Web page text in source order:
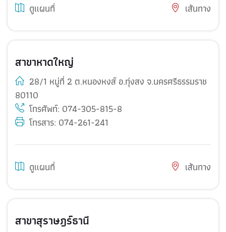
ดูแผนที่ เส้นทาง
สาขาหาดใหญ่
28/1 หมู่ที่ 2 ต.หนองหงส์ อ.ทุ่งสง จ.นครศรีธรรมราช
80110
โทรศัพท์: 074-305-815-8
โทรสาร: 074-261-241
ดูแผนที่ เส้นทาง
สาขาสุราษฎร์ธานี